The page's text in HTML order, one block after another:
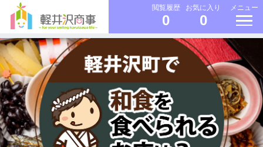
閲覧履歴
0
お気に入り
0
メニュー